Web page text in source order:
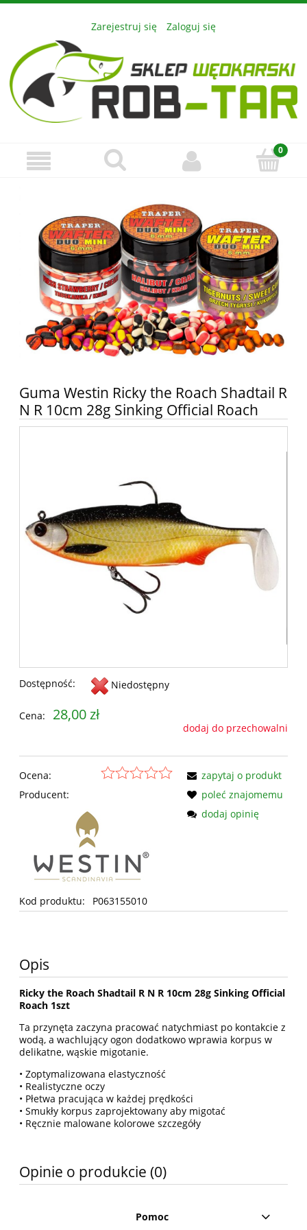
Zarejestruj się Zaloguj się
Guma Westin Ricky the Roach Shadtail R
N R 10cm 28g Sinking Official Roach
Dostępność: Niedostępny
Cena: 28,00 zł
dodaj do przechowalni
Ocena:
Producent:
Kod produktu: P063155010
zapytaj o produkt
poleć znajomemu
dodaj opinię
Opis
Ricky the Roach Shadtail R N R 10cm 28g Sinking Official
Roach 1szt
Ta przynęta zaczyna pracować natychmiast po kontakcie z
wodą, a wachlujący ogon dodatkowo wprawia korpus w
delikatne, wąskie migotanie.
• Zoptymalizowana elastyczność
• Realistyczne oczy
• Płetwa pracująca w każdej prędkości
• Smukły korpus zaprojektowany aby migotać
• Ręcznie malowane kolorowe szczegóły
Opinie o produkcie (0)
Pomoc